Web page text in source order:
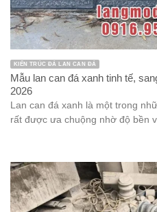
KIẾN TRÚC ĐÁ LAN CAN ĐÁ
Mẫu lan can đá xanh tinh tế,
2026
Lan can đá xanh là một trong
rất được ưa chuộng nhờ độ bền